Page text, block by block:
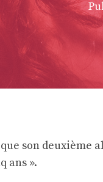
son deuxième
ans ».